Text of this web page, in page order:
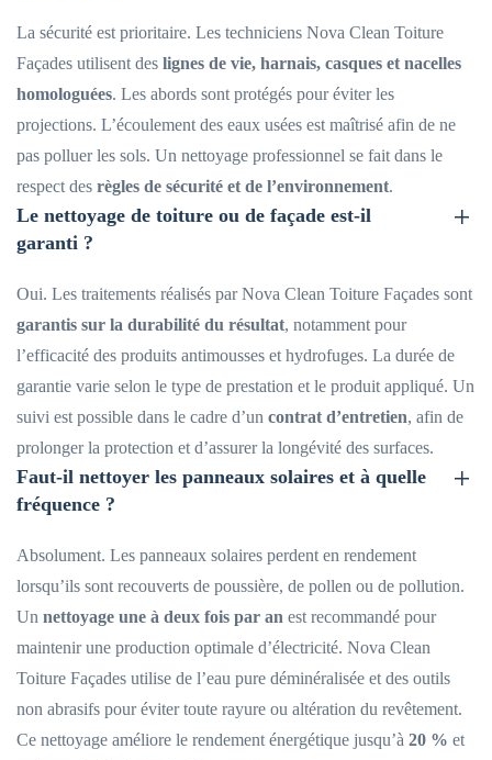
La sécurité est prioritaire. Les techniciens Nova Clean Toiture
Façades utilisent des lignes de vie, harnais, casques et nacelles
homologuées. Les abords sont protégés pour éviter les
projections. L’écoulement des eaux usées est maîtrisé afin de ne
pas polluer les sols. Un nettoyage professionnel se fait dans le
respect des règles de sécurité et de l’environnement.
Le nettoyage de toiture ou de façade est-il
garanti ?
Oui. Les traitements réalisés par Nova Clean Toiture Façades sont
garantis sur la durabilité du résultat, notamment pour
l’efficacité des produits antimousses et hydrofuges. La durée de
garantie varie selon le type de prestation et le produit appliqué. Un
suivi est possible dans le cadre d’un contrat d’entretien, afin de
prolonger la protection et d’assurer la longévité des surfaces.
Faut-il nettoyer les panneaux solaires et à quelle
fréquence ?
Absolument. Les panneaux solaires perdent en rendement
lorsqu’ils sont recouverts de poussière, de pollen ou de pollution.
Un nettoyage une à deux fois par an est recommandé pour
maintenir une production optimale d’électricité. Nova Clean
Toiture Façades utilise de l’eau pure déminéralisée et des outils
non abrasifs pour éviter toute rayure ou altération du revêtement.
Ce nettoyage améliore le rendement énergétique jusqu’à 20 % et